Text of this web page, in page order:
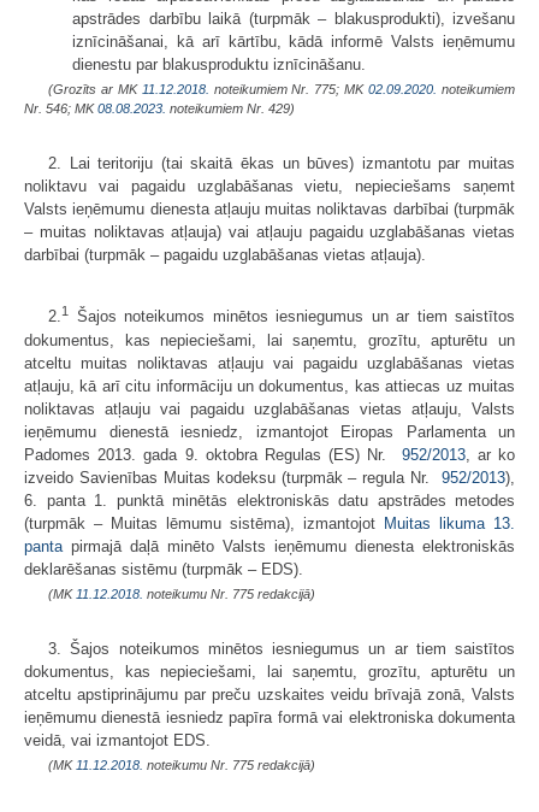
apstrādes darbību laikā (turpmāk – blakusprodukti), izvešanu
iznīcināšanai, kā arī kārtību, kādā informē Valsts ieņēmumu
dienestu par blakusproduktu iznīcināšanu.
(Grozīts ar MK 11.12.2018. noteikumiem Nr. 775; MK02.09.2020. noteikumiem
Nr. 546; MK08.08.2023. noteikumiem Nr. 429)
2. Lai teritoriju (tai skaitā ēkas un būves) izmantotu par muitas
noliktavu vai pagaidu uzglabāšanas vietu, nepieciešams saņemt
Valsts ieņēmumu dienesta atļauju muitas noliktavas darbībai (turpmāk
– muitas noliktavas atļauja) vai atļauju pagaidu uzglabāšanas vietas
darbībai (turpmāk – pagaidu uzglabāšanas vietas atļauja).
2.1
Šajos noteikumos minētos iesniegumus un ar tiem saistītos
dokumentus, kas nepieciešami, lai saņemtu, grozītu, apturētu un
atceltu muitas noliktavas atļauju vai pagaidu uzglabāšanas vietas
atļauju, kā arī citu informāciju un dokumentus, kas attiecas uz muitas
noliktavas atļauju vai pagaidu uzglabāšanas vietas atļauju, Valsts
ieņēmumu dienestā iesniedz, izmantojot Eiropas Parlamenta un
Padomes 2013. gada 9. oktobra Regulas (ES) Nr. 952/2013, ar ko
izveido Savienības Muitas kodeksu (turpmāk – regula Nr. 952/2013),
6. panta 1. punktā minētās elektroniskās datu apstrādes metodes
(turpmāk – Muitas lēmumu sistēma), izmantojot Muitas likuma 13.
panta pirmajā daļā minēto Valsts ieņēmumu dienesta elektroniskās
deklarēšanas sistēmu (turpmāk – EDS).
(MK 11.12.2018. noteikumu Nr. 775 redakcijā)
3. Šajos noteikumos minētos iesniegumus un ar tiem saistītos
dokumentus, kas nepieciešami, lai saņemtu, grozītu, apturētu un
atceltu apstiprinājumu par preču uzskaites veidu brīvajā zonā, Valsts
ieņēmumu dienestā iesniedz papīra formā vai elektroniska dokumenta
veidā, vai izmantojot EDS.
(MK 11.12.2018. noteikumu Nr. 775 redakcijā)